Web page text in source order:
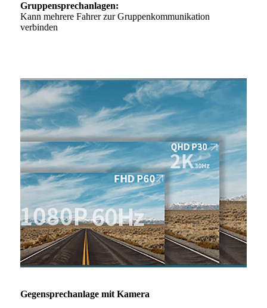
Gruppensprechanlagen:
Kann mehrere Fahrer zur Gruppenkommunikation
verbinden
Gegensprechanlage mit Kamera